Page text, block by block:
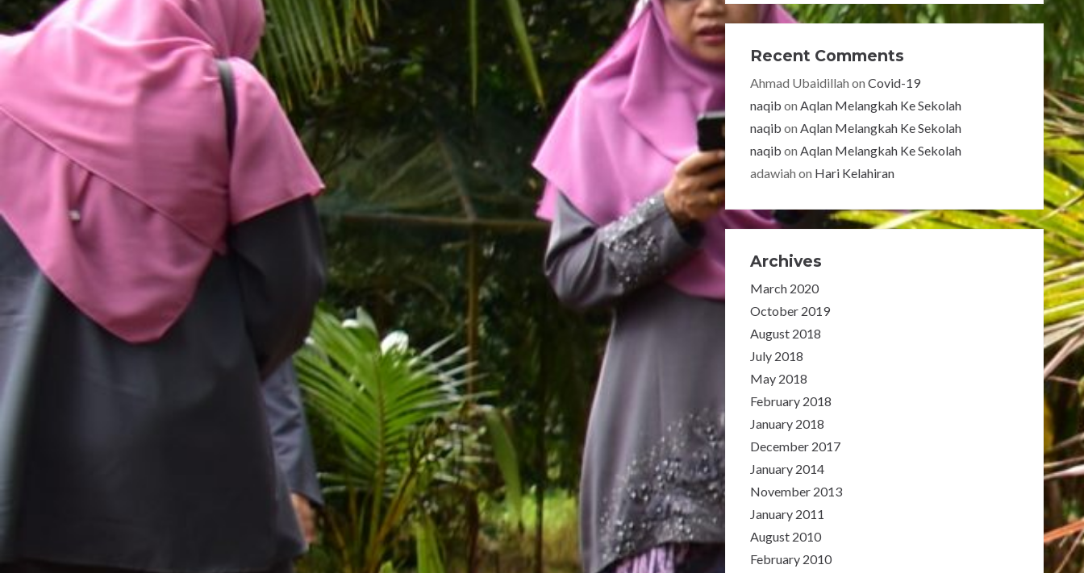
Recent Comments
Ahmad Ubaidillah onCovid-19
naqib onAqlan Melangkah Ke Sekolah
naqib onAqlan Melangkah Ke Sekolah
naqib onAqlan Melangkah Ke Sekolah
adawiah on Hari Kelahiran
Archives
March 2020
October 2019
August 2018
July 2018
May 2018
February 2018
January 2018
December 2017
January 2014
November 2013
January 2011
August 2010
February 2010